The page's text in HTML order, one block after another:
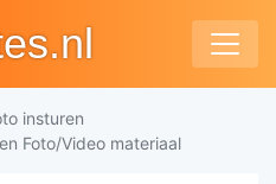
insturen
Foto/Video materiaal